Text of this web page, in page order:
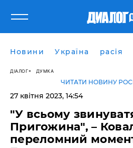
Новини Україна расія
ДІАЛОГ ДУМКА
ЧИТАТИ НОВИНУ
27 квітня 2023, 14:54
"У всьому
Пригожина", –
переломний